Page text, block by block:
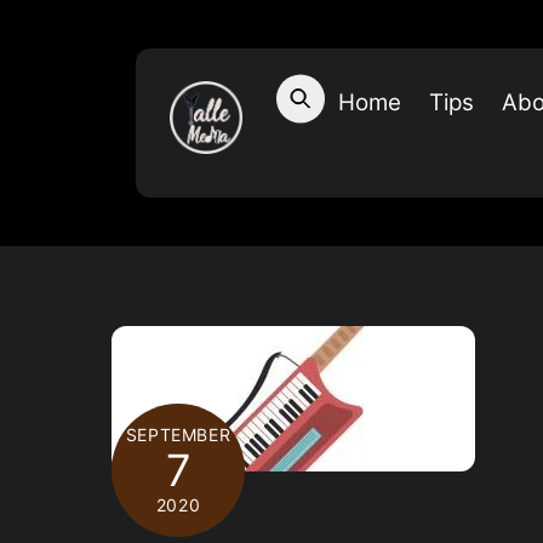
Home Tips
SEPTEMBER
7
2020